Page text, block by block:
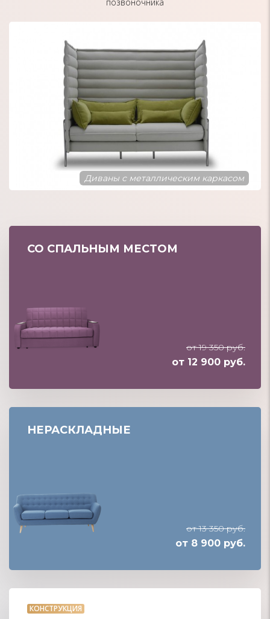
Диваны с металлическим каркасом
СО СПАЛЬНЫМ МЕСТОМ
от 19 350 руб.
от 12 900 руб.
НЕРАСКЛАДНЫЕ
от 13 350 руб.
от 8 900 руб.
КОНСТРУКЦИЯ